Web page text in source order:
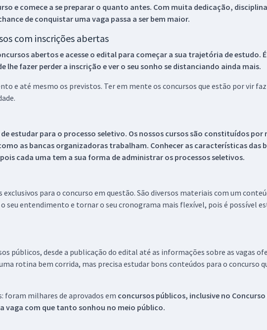
e comece a se preparar o quanto antes. Com muita dedicação,
de conquistar uma vaga passa a ser bem maior.
com inscrições abertas
abertos e acesse o edital para começar a sua trajetória de estudo.
fazer perder a inscrição e ver o seu sonho se distanciando ainda mais.
e até mesmo os previstos. Ter em mente os concursos que estão por vir
estudar para o processo seletivo. Os nossos cursos são constituídos
as bancas organizadoras trabalham. Conhecer as características das
cada uma tem a sua forma de administrar os processos seletivos.
para o concurso em questão. São diversos materiais com um
seu entendimento e tornar o seu cronograma mais flexível, pois é possível
públicos, desde a publicação do edital até as informações sobre as vagas
rotina bem corrida, mas precisa estudar bons conteúdos para o concurso
foram milhares de aprovados em concursos públicos, inclusive no Concurso
vaga com que tanto sonhou no meio público.